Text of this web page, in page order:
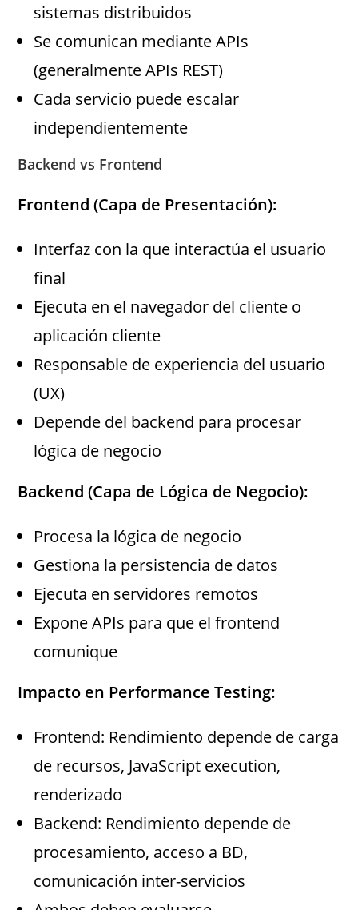
sistemas distribuidos
Se comunican mediante APIs
(generalmente APIs REST)
Cada servicio puede escalar
independientemente
Backend vs Frontend
Frontend (Capa de Presentación):
Interfaz con la que interactúa el usuario
final
Ejecuta en el navegador del cliente o
aplicación cliente
Responsable de experiencia del usuario
(UX)
Depende del backend para procesar
lógica de negocio
Backend (Capa de Lógica de Negocio):
Procesa la lógica de negocio
Gestiona la persistencia de datos
Ejecuta en servidores remotos
Expone APIs para que el frontend
comunique
Impacto en Performance Testing:
Frontend: Rendimiento depende de carga
de recursos, JavaScript execution,
renderizado
Backend: Rendimiento depende de
procesamiento, acceso a BD,
comunicación inter-servicios